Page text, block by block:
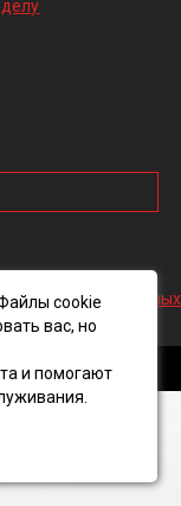
персональных данных
2016 ©
Файлы cookie
вас, но
и помогают